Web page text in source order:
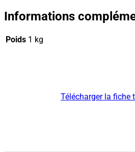
Informations
Poids 1 kg
Télécharger la fiche